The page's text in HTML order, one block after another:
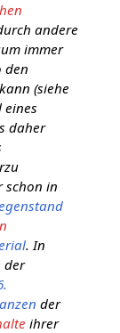
andere
immer
den
(siehe
eines
daher
schon in
. In
der
der
ihrer